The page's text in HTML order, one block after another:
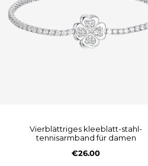
vierblättriges kleeblatt-stahl-
tennisarmband für damen
€26.00